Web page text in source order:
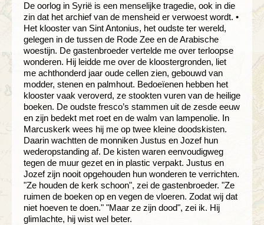
De oorlog in Syrië is een menselijke tragedie, ook in die
zin dat het archief van de mensheid er verwoest wordt. •
Het klooster van Sint Antonius, het oudste ter wereld,
gelegen in de tussen de Rode Zee en de Arabische
woestijn. De gastenbroeder vertelde me over terloopse
wonderen. Hij leidde me over de kloostergronden, liet
me achthonderd jaar oude cellen zien, gebouwd van
modder, stenen en palmhout. Bedoeïenen hebben het
klooster vaak veroverd, ze stookten vuren van de heilige
boeken. De oudste fresco’s stammen uit de zesde eeuw
en zijn bedekt met roet en de walm van lampenolie. In
Marcuskerk wees hij me op twee kleine doodskisten.
Daarin wachtten de monniken Justus en Jozef hun
wederopstanding af. De kisten waren eenvoudigweg
tegen de muur gezet en in plastic verpakt. Justus en
Jozef zijn nooit opgehouden hun wonderen te verrichten.
"Ze houden de kerk schoon", zei de gastenbroeder. "Ze
ruimen de boeken op en vegen de vloeren. Zodat wij dat
niet hoeven te doen." "Maar ze zijn dood", zei ik. Hij
glimlachte, hij wist wel beter.